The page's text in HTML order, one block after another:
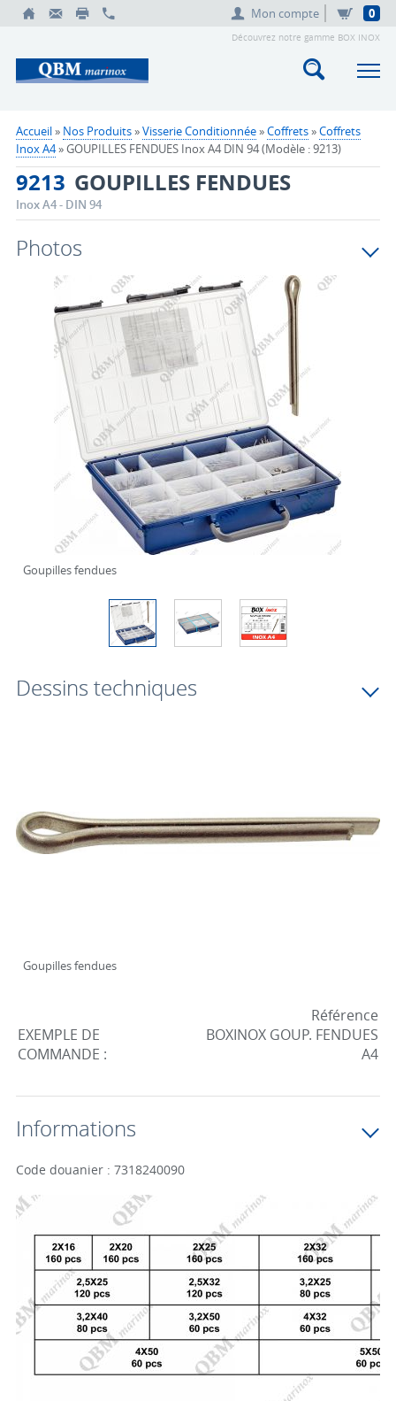
Mon compte 0
Découvrez notre gamme BOX INOX
Accueil» Nos Produits»Visserie Conditionnée»Coffrets»Coffrets
Inox A4» GOUPILLES FENDUES Inox A4 DIN 94 (Modèle : 9213)
9213 GOUPILLES FENDUES
Inox A4 - DIN 94
Photos
Goupilles fendues
Dessins techniques
Goupilles fendues
EXEMPLE DE
COMMANDE :
Référence
BOXINOX GOUP. FENDUES
A4
Informations
Code douanier : 7318240090